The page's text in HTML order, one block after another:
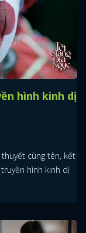
hình kinh dị
cùng tên, kết
hình kinh dị